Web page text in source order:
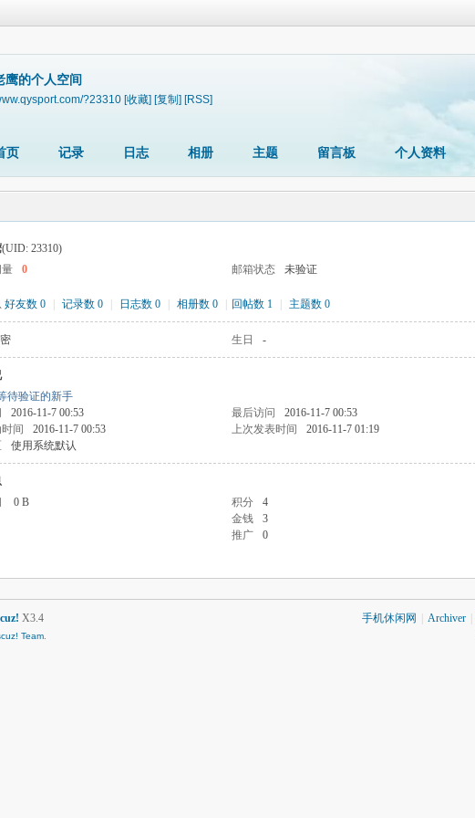
鹰的个人空间
?23310 [收藏] [复制] [RSS]
页 记录 日志 相册 主题 留言板 个人资料
(UID: 23310)
量
0 邮箱状态 未验证
好友数 0 记录数 0 日志数 0 相册数 0 回帖数 1 主题数 0
生日 -
待验证的新手
2016-11-7 00:53 最后访问
2016-11-7 00:53
间
2016-11-7 00:53 上次发表时间
2016-11-7 01:19
使用系统默认
0 B 积分
4
金钱
3
推广
0
手机休闲网 Archiver
X3.4
Team